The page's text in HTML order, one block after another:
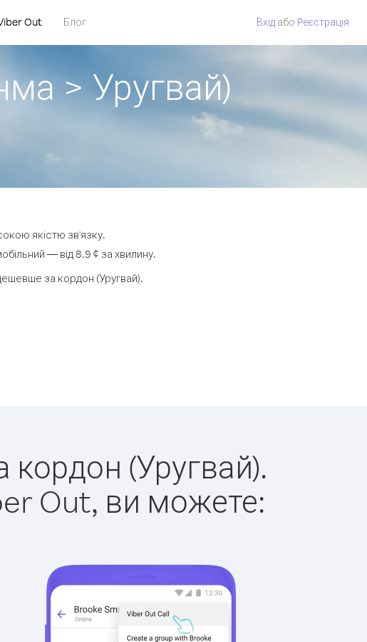
Out Блог Вхід або Pеєстрація
> Уругвай)
якістю зв'язку.
— від 8.9 ¢ за хвилину.
за кордон (Уругвай).
кордон (Уругвай).
Out, ви можете: